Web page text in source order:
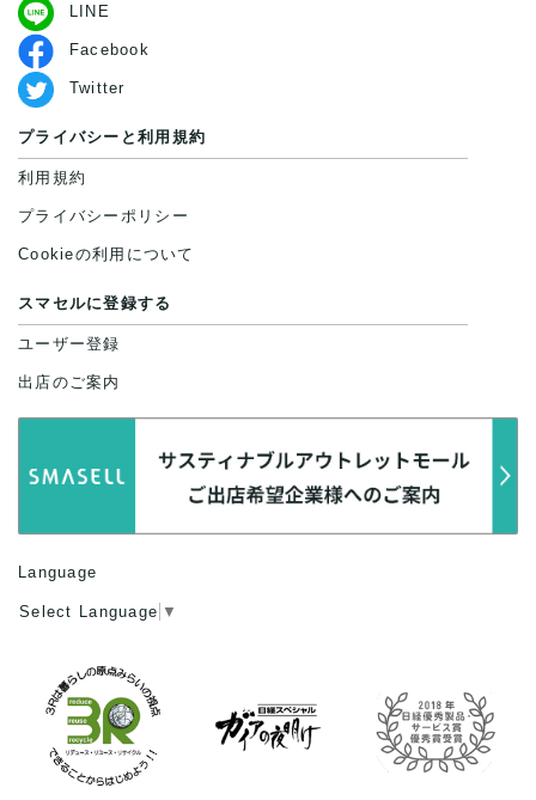
LINE
Facebook
Twitter
プライバシーと利用規約
利用規約
プライバシーポリシー
Cookieの利用について
スマセルに登録する
ユーザー登録
出店のご案内
Language
Select Language ▼